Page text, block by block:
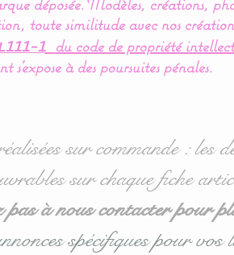
toute similitude avec nos
1
du code de propriété
s'expose à des poursuites pénales.
sur commande : les
sur chaque fiche
à nous contacter pour
spécifiques pour vos